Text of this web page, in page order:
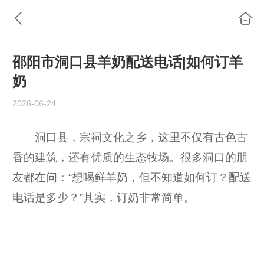
邵阳市洞口县羊奶配送电话|如何订羊
奶
2026-06-24
洞口县，宗祠文化之乡，这里不仅有古色古
香的建筑，还有优质的生态牧场。很多洞口的朋
友都在问：“想喝鲜羊奶，但不知道如何订？配送
电话是多少？”其实，订奶非常简单。